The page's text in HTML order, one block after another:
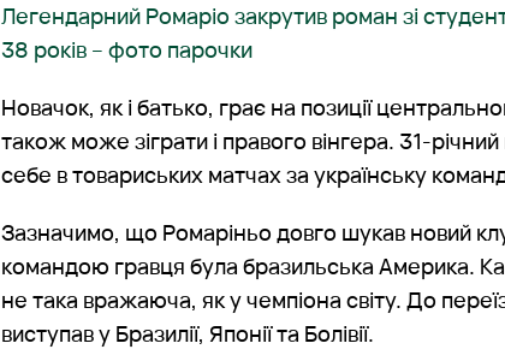
Легендарний Ромаріо закрутив роман зі
38 років – фото парочки
Новачок, як і батько, грає на позиції
також може зіграти і правого вінгера. 31-
себе в товариських матчах за українську
Зазначимо, що Ромаріньо довго шукав новий
командою гравця була бразильська Америка.
не така вражаюча, як у чемпіона світу. До
виступав у Бразилії, Японії та Болівії.